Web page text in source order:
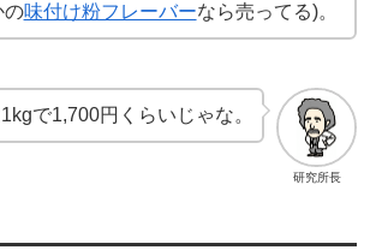
の味付け粉フレーバーなら売ってる)。
研究所長
で1,700円くらいじゃな。